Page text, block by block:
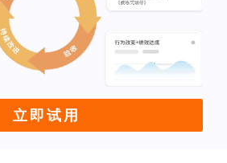
立即试用